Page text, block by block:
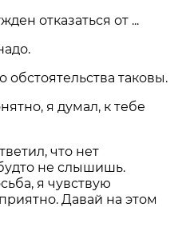
отказаться от ...
таковы.
я думал, к тебе
что нет
не слышишь.
я чувствую
Давай на этом